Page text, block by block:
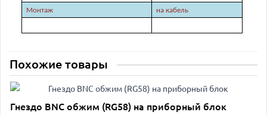
Монтаж
на кабель
Похожие товары
Гнездо BNC обжим (RG58) на приборный блок